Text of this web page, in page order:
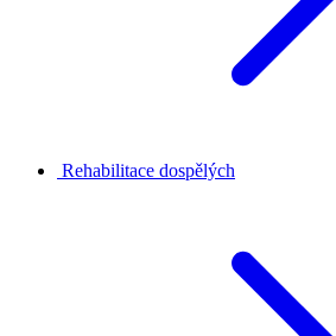
Rehabilitace dospělých